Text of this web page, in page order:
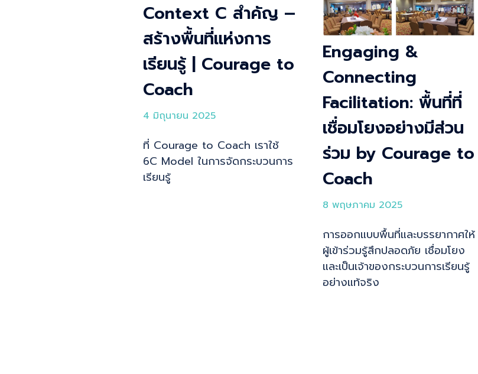
Context C สำคัญ –
สร้างพื้นที่แห่งการ
เรียนรู้ | Courage to
Coach
4 มิถุนายน 2025
ที่ Courage to Coach เราใช้
6C Model ในการจัดกระบวนการ
เรียนรู้
Engaging &
Connecting
Facilitation: พื้นที่ที่
เชื่อมโยงอย่างมีส่วน
ร่วม by Courage to
Coach
8 พฤษภาคม 2025
การออกแบบพื้นที่และบรรยากาศให้
ผู้เข้าร่วมรู้สึกปลอดภัย เชื่อมโยง
และเป็นเจ้าของกระบวนการเรียนรู้
อย่างแท้จริง